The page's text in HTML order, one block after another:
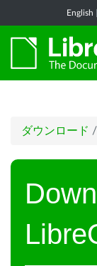
English
ダウンロード /